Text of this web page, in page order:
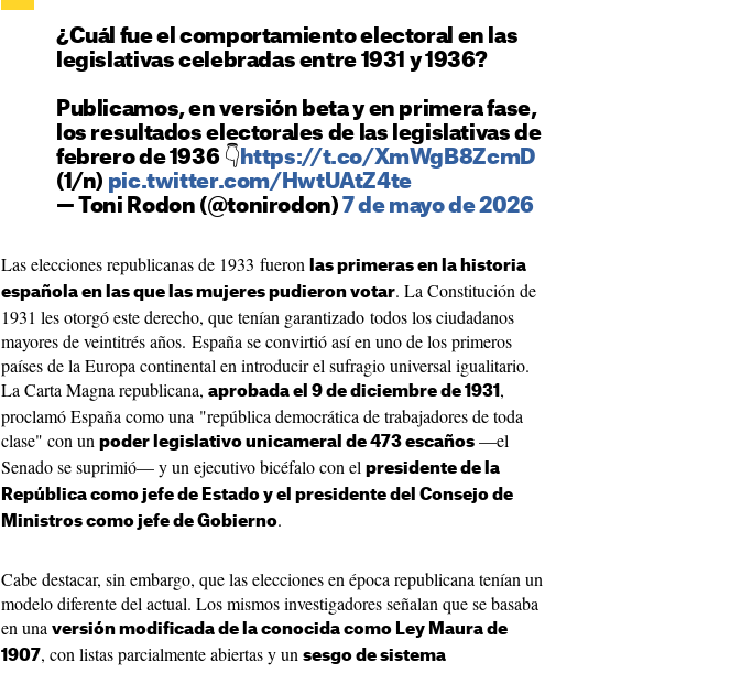
¿Cuál fue el comportamiento electoral en las
legislativas celebradas entre 1931 y 1936?
Publicamos, en versión beta y en primera fase,
los resultados electorales de las legislativas de
febrero de 1936 👇 https://t.co/XmWgB8ZcmD
(1/n) pic.twitter.com/HwtUAtZ4te
— Toni Rodon (@tonirodon)7 de mayo de 2026
Las elecciones republicanas de 1933 fueron
las primeras en la historia
española en las que las mujeres pudieron votar. La Constitución de
1931 les otorgó este derecho, que tenían garantizado todos los ciudadanos
mayores de veintitrés años. España se convirtió así en uno de los primeros
países de la Europa continental en introducir el sufragio universal igualitario.
La Carta Magna republicana, aprobada el 9 de diciembre de 1931 ,
proclamó España como una "república democrática de trabajadores de toda
clase" con un poder legislativo unicameral de 473 escaños —el
Senado se suprimió— y un ejecutivo bicéfalo con el presidente de la
República como jefe de Estado y el presidente del Consejo de
Ministros como jefe de Gobierno.
Cabe destacar, sin embargo, que las elecciones en época republicana tenían un
modelo diferente del actual. Los mismos investigadores señalan que se basaba
en una versión modificada de la conocida como Ley Maura de
1907, con listas parcialmente abiertas y un sesgo de sistema